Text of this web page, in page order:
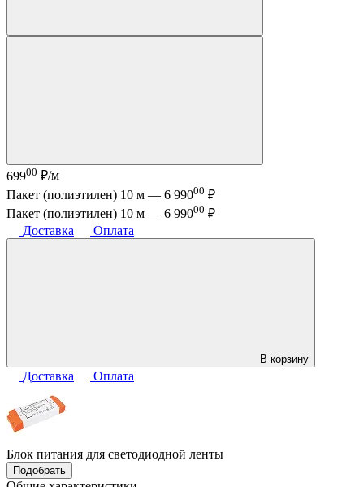
69900 ₽/м
Пакет (полиэтилен) 10 м — 6 99000 ₽
Пакет (полиэтилен) 10 м — 6 99000 ₽
Доставка
Оплата
В корзину
Доставка Оплата
Блок питания для светодиодной ленты
Подобрать